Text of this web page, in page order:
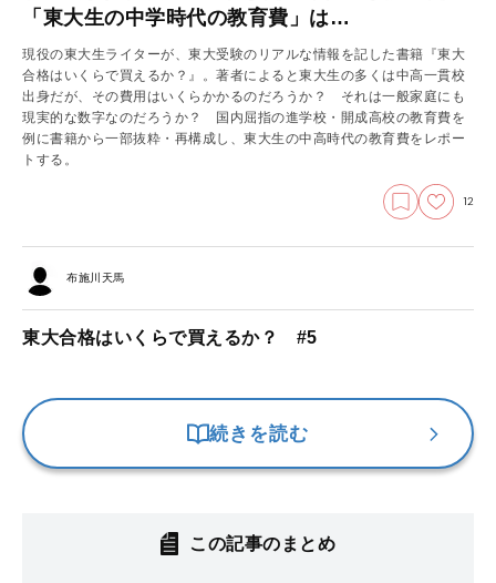
「東大生の中学時代の教育費」は…
現役の東大生ライターが、東大受験のリアルな情報を記した書籍『東大
合格はいくらで買えるか？』。著者によると東大生の多くは中高一貫校
出身だが、その費用はいくらかかるのだろうか？ それは一般家庭にも
現実的な数字なのだろうか？ 国内屈指の進学校・開成高校の教育費を
例に書籍から一部抜粋・再構成し、東大生の中高時代の教育費をレポー
トする。
12
布施川天馬
東大合格はいくらで買えるか？ #5
続きを読む
この記事のまとめ